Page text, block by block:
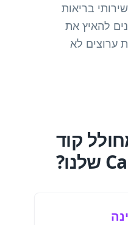
בריאות
להאיץ את
ערוצים לא
קוד